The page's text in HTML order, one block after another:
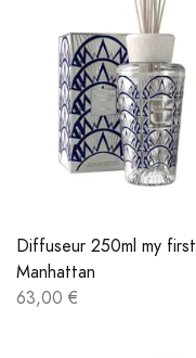
Diffuseur 250ml my first
Manhattan
63,00 €